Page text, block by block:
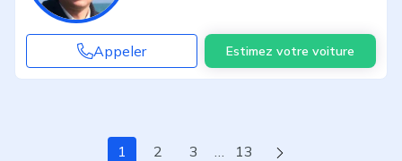
Appeler Estimez votre voiture
1 2 3 … 13